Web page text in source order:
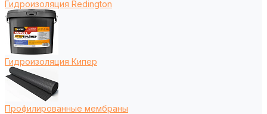
Гидроизоляция Redington
Гидроизоляция Кипер
Профилированные мембраны